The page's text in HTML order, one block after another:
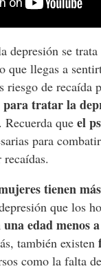
depresión se
que llegas a
riesgo de recaída
para tratar la
Recuerda que el
para
tienen
que los
una edad menos
también existen
como la falta